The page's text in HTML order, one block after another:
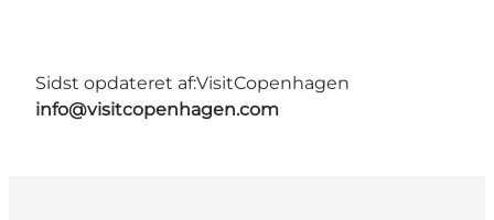
Sidst opdateret af:VisitCopenhagen
info@visitcopenhagen.com